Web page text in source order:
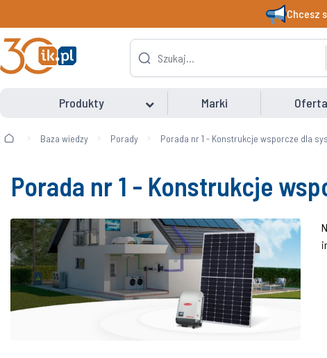
Chcesz
Produkty Marki
Baza wiedzy Porady Porada nr 1 - Konstrukcje wsporcze dla
Porada nr 1 - Konstrukcje